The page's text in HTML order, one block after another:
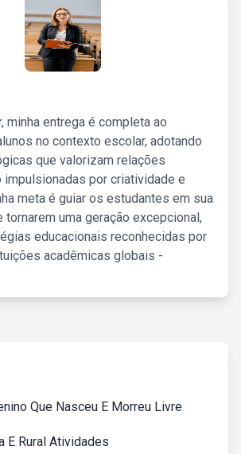
minha entrega é completa ao
no contexto escolar, adotando
que valorizam relações
impulsionadas por criatividade e
meta é guiar os estudantes em sua
tornarem uma geração excepcional,
educacionais reconhecidas por
acadêmicas globais -
Que Nasceu E Morreu Livre
E Rural Atividades